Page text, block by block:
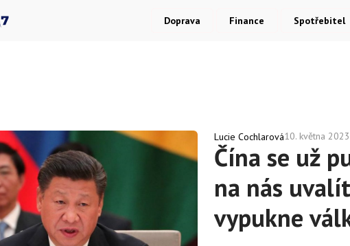
Doprava Finance Spotřebitel
Lucie Cochlarová10. května 2023
Čína se už
na nás
vypukne